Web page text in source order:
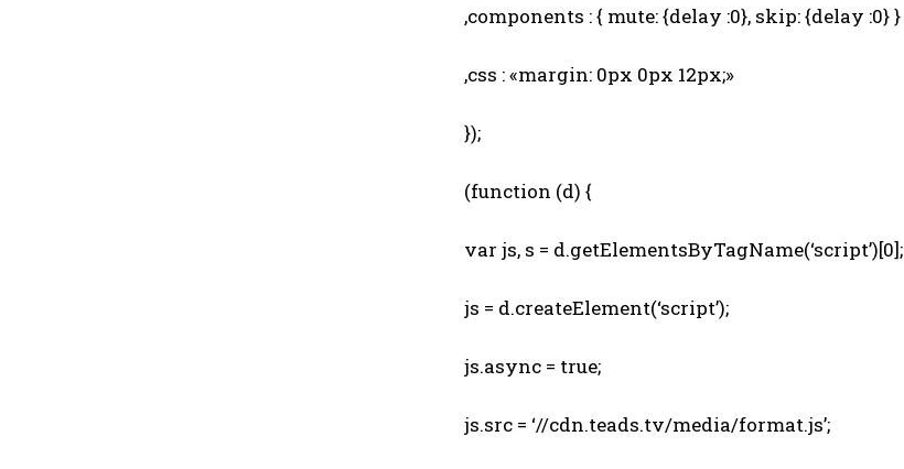
,components : { mute: {delay :0}, skip: {delay :0} }
,css : «margin: 0px 0px 12px;»
});
(function (d) {
var js, s = d.getElementsByTagName(‘script’)[0];
js = d.createElement(‘script’);
js.async = true;
js.src = ‘//cdn.teads.tv/media/format.js’;